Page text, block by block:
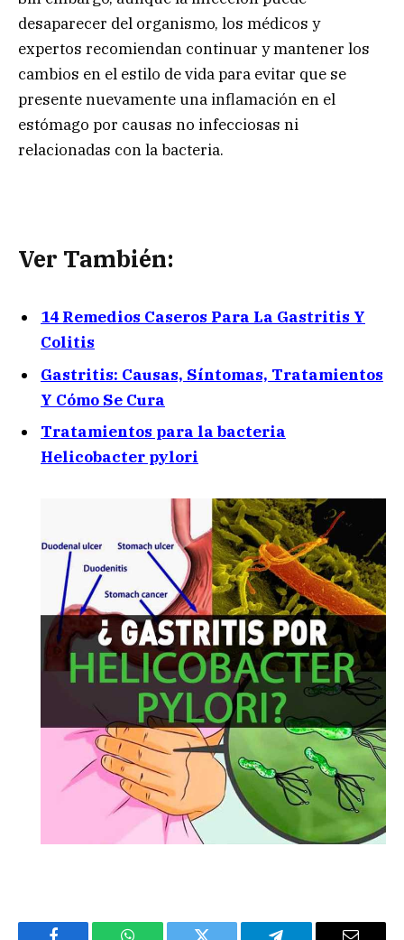
desaparecer del organismo, los médicos y
expertos recomiendan continuar y mantener los
cambios en el estilo de vida para evitar que se
presente nuevamente una inflamación en el
estómago por causas no infecciosas ni
relacionadas con la bacteria.
Ver También:
14 Remedios Caseros Para La Gastritis Y
Colitis
Gastritis: Causas, Síntomas, Tratamientos
Y Cómo Se Cura
Tratamientos para la bacteria
Helicobacter pylori